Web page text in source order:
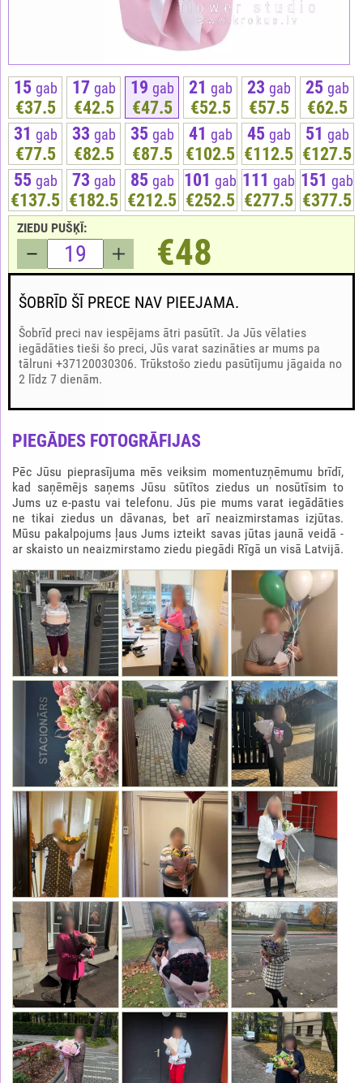
15 gab
€37.5
17 gab
€42.5
19 gab
€47.5
21 gab
€52.5
23 gab
€57.5
25 gab
€62.5
31 gab
€77.5
33 gab
€82.5
35 gab
€87.5
41 gab
€102.5
45 gab
€112.5
51 gab
€127.5
55 gab
€137.5
73 gab
€182.5
85 gab
€212.5
101 gab
€252.5
111 gab
€277.5
151 gab
€377.5
ZIEDU PUŠĶĪ:
€48
ŠOBRĪD ŠĪ PRECE NAV PIEEJAMA.
Šobrīd preci nav iespējams ātri pasūtīt. Ja Jūs vēlaties
iegādāties tieši šo preci, Jūs varat sazināties ar mums pa
tālruni +37120030306. Trūkstošo ziedu pasūtījumu jāgaida no
2 līdz 7 dienām.
PIEGĀDES FOTOGRĀFIJAS
Pēc Jūsu pieprasījuma mēs veiksim momentuzņēmumu brīdī,
kad saņēmējs saņems Jūsu sūtītos ziedus un nosūtīsim to
Jums uz e-pastu vai telefonu. Jūs pie mums varat iegādāties
ne tikai ziedus un dāvanas, bet arī neaizmirstamas izjūtas.
Mūsu pakalpojums ļaus Jums izteikt savas jūtas jaunā veidā -
ar skaisto un neaizmirstamo ziedu piegādi Rīgā un visā Latvijā.